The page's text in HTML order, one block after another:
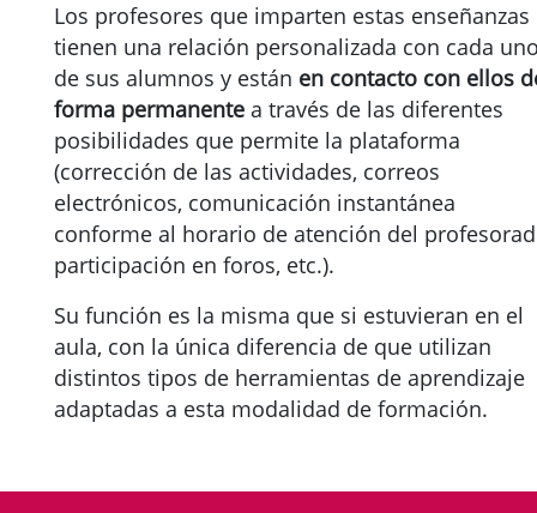
Los profesores que imparten estas enseñanzas
tienen una relación personalizada con cada
de sus alumnos y están en contacto con ellos
forma permanente a través de las diferentes
posibilidades que permite la plataforma
(corrección de las actividades, correos
electrónicos, comunicación instantánea
conforme al horario de atención del
participación en foros, etc.).
Su función es la misma que si estuvieran en el
aula, con la única diferencia de que utilizan
distintos tipos de herramientas de aprendizaje
adaptadas a esta modalidad de formación.